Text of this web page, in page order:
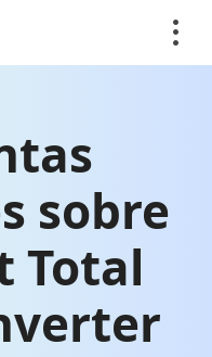
sobre
Total